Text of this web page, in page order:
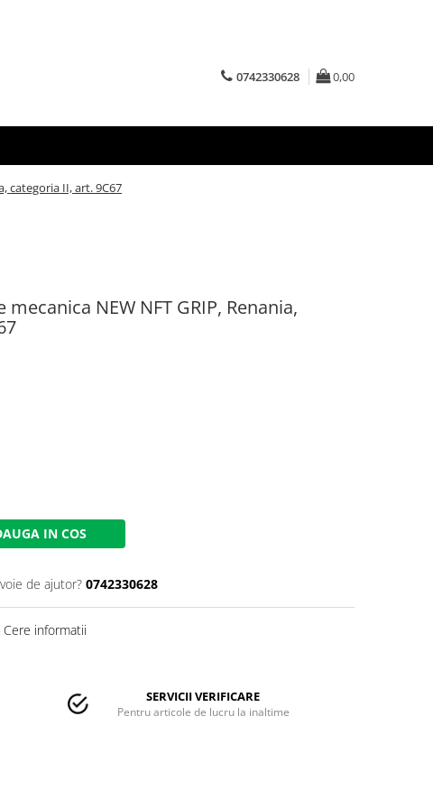
0742330628 0,00
categoria II, art. 9C67
NEW NFT GRIP, Renania,
IN COS
de ajutor? 0742330628
Cere informatii
SERVICII VERIFICARE
Pentru articole de lucru la inaltime